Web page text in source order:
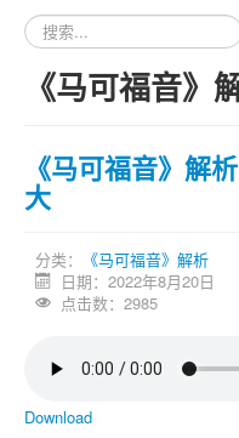
请
输
内
容
《马可福音》
《马可福音》解
大
分类：
《马可福音》解析
日期：2022年8月20日
点击数：2985
Download